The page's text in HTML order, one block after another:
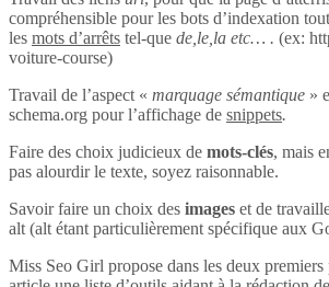
compréhensible pour les bots d’indexation
les mots d’arrêts tel-que de,le,la etc… . (ex:
voiture-course)
Travail de l’aspect « marquage sémantique »
schema.org pour l’affichage de snippets.
Faire des choix judicieux de mots-clés, mais
pas alourdir le texte, soyez raisonnable.
Savoir faire un choix des images et de
alt (alt étant particulièrement spécifique aux
Miss Seo Girl propose dans les deux premiers